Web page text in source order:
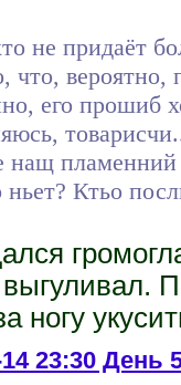
не придаёт
что, вероятно,
его прошиб
нащ пламенний
Ктьо
ногу
23:30 День